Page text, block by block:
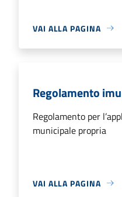
VAI ALLA PAGINA
Regolamento
Regolamento per
municipale propria
VAI ALLA PAGINA